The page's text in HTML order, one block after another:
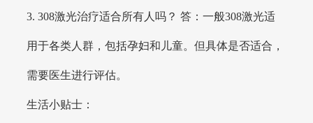
3. 308激光治疗适合所有人吗？ 答：一般308激光适
用于各类人群，包括孕妇和儿童。但具体是否适合，
需要医生进行评估。
生活小贴士：